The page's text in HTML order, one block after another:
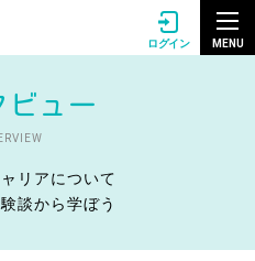
ログイン MENU
ビュー
リアについて
談から学ぼう